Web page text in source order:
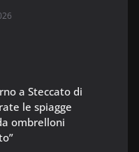
a Steccato di
le spiagge
ombrelloni